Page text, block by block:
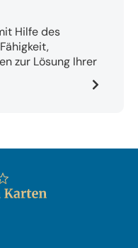
Hilfe des
zur Lösung Ihrer